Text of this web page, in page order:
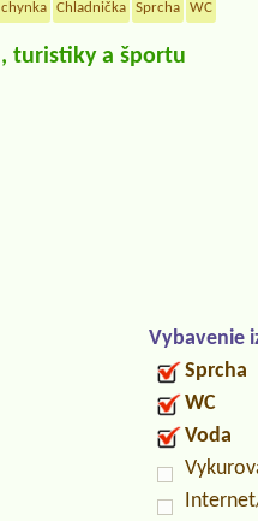
Chladnička Sprcha WC
turistiky a športu
Vybavenie
Sprcha
WC
Voda